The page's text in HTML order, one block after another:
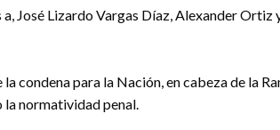
José Lizardo Vargas Díaz, Alexander
condena para la Nación, en cabeza de la
normatividad penal.